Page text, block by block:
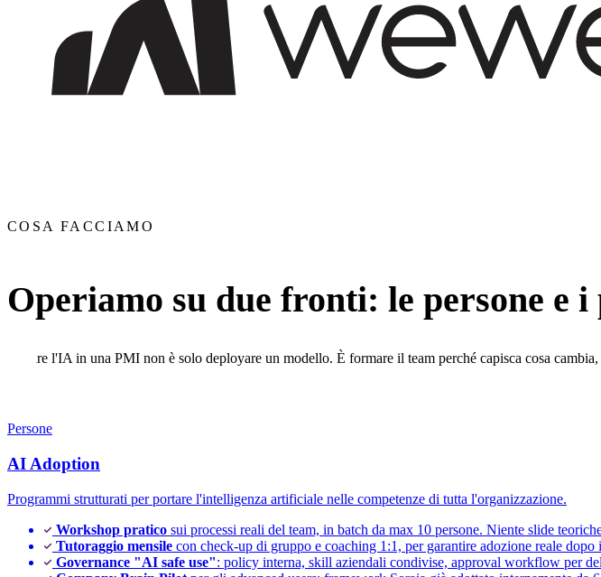
COSA FACCIAMO
Operiamo su due fronti: le persone e i
Portare l'IA in una PMI non è solo deployare un modello. È formare il team perché capisca cosa
Persone
AI Adoption
Programmi strutturati per portare l'intelligenza artificiale nelle competenze di tutta l'organizzazione.
Workshop pratico sui processi reali del team, in batch da max 10 persone. Niente slide
Tutoraggio mensile con check-up di gruppo e coaching 1:1, per garantire adozione reale
Governance "AI safe use": policy interna, skill aziendali condivise, approval workflow per